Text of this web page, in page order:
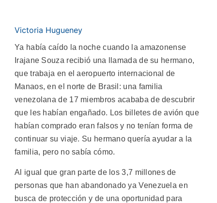
Victoria Hugueney
Ya había caído la noche cuando la amazonense
Irajane Souza recibió una llamada de su hermano,
que trabaja en el aeropuerto internacional de
Manaos, en el norte de Brasil: una familia
venezolana de 17 miembros acababa de descubrir
que les habían engañado. Los billetes de avión que
habían comprado eran falsos y no tenían forma de
continuar su viaje. Su hermano quería ayudar a la
familia, pero no sabía cómo.
Al igual que gran parte de los 3,7 millones de
personas que han abandonado ya Venezuela en
busca de protección y de una oportunidad para